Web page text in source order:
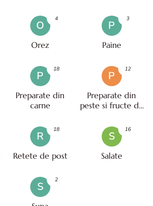
O
Orez
4
P
Paine
3
P
Preparate din
carne
18
P
Preparate din
peste si fructe de
12
R
Retete de post
18
S
Salate
16
S
2